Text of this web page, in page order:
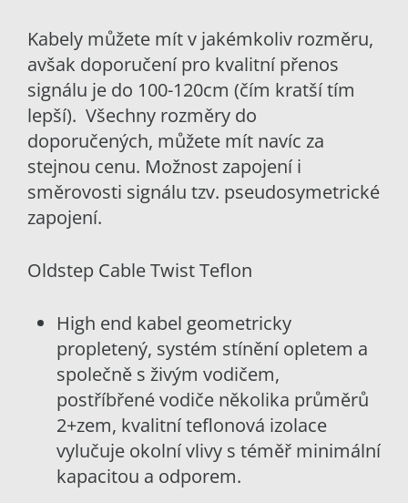
Kabely můžete mít v jakémkoliv rozměru,
avšak doporučení pro kvalitní přenos
signálu je do 100-120cm (čím kratší tím
lepší). Všechny rozměry do
doporučených, můžete mít navíc za
stejnou cenu. Možnost zapojení i
směrovosti signálu tzv. pseudosymetrické
zapojení.
Oldstep Cable Twist Teflon
High end kabel geometricky
propletený, systém stínění opletem a
společně s živým vodičem,
postříbřené vodiče několika průměrů
2+zem, kvalitní teflonová izolace
vylučuje okolní vlivy s téměř minimální
kapacitou a odporem.